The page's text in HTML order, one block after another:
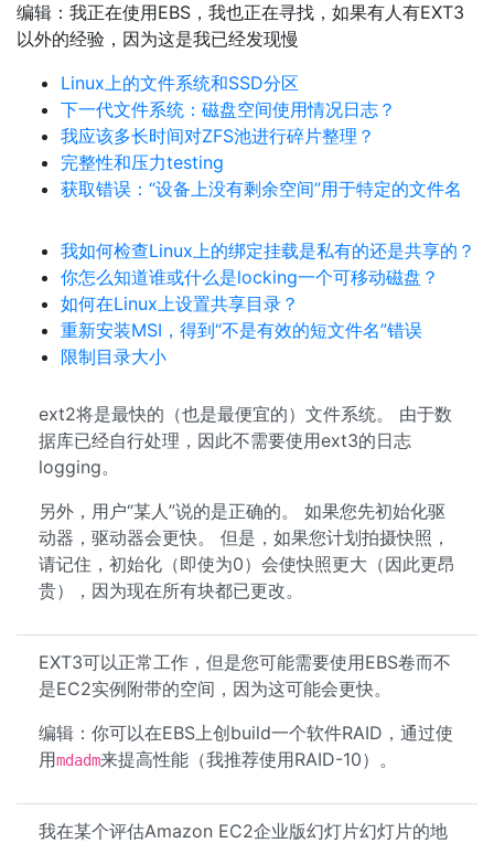
编辑：我正在使用EBS，我也正在寻找，如果有人有EXT3
以外的经验，因为这是我已经发现慢
Linux上的文件系统和SSD分区
下一代文件系统：磁盘空间使用情况日志？
我应该多长时间对ZFS池进行碎片整理？
完整性和压力testing
获取错误：“设备上没有剩余空间”用于特定的文件名
我如何检查Linux上的绑定挂载是私有的还是共享的？
你怎么知道谁或什么是locking一个可移动磁盘？
如何在Linux上设置共享目录？
重新安装MSI，得到“不是有效的短文件名”错误
限制目录大小
ext2将是最快的（也是最便宜的）文件系统。 由于数
据库已经自行处理，因此不需要使用ext3的日志
logging。
另外，用户“某人”说的是正确的。 如果您先初始化驱
动器，驱动器会更快。 但是，如果您计划拍摄快照，
请记住，初始化（即使为0）会使快照更大（因此更昂
贵），因为现在所有块都已更改。
EXT3可以正常工作，但是您可能需要使用EBS卷而不
是EC2实例附带的空间，因为这可能会更快。
编辑：你可以在EBS上创build一个软件RAID，通过使
用mdadm来提高性能（我推荐使用RAID-10）。
我在某个评估Amazon EC2企业版幻灯片幻灯片的地